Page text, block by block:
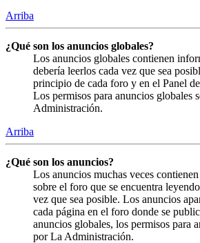
Arriba
¿Qué son los anuncios globales?
Los anuncios globales contienen
debería leerlos cada vez que sea
principio de cada foro y en el Panel
Los permisos para anuncios globales
Administración.
Arriba
¿Qué son los anuncios?
Los anuncios muchas veces
sobre el foro que se encuentra
vez que sea posible. Los anuncios
cada página en el foro donde se
anuncios globales, los permisos para
por La Administración.